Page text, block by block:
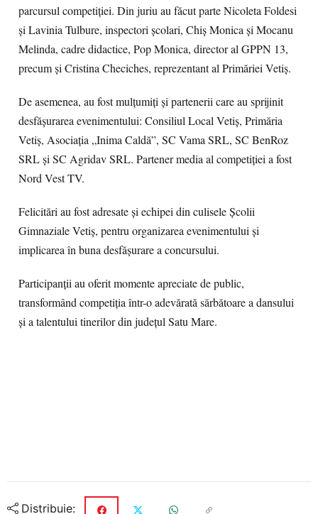
parcursul competiției. Din juriu au făcut parte Nicoleta Foldesi
și Lavinia Tulbure, inspectori școlari, Chiș Monica și Mocanu
Melinda, cadre didactice, Pop Monica, director al GPPN 13,
precum și Cristina Checiches, reprezentant al Primăriei Vetiș.
De asemenea, au fost mulțumiți și partenerii care au sprijinit
desfășurarea evenimentului: Consiliul Local Vetiș, Primăria
Vetiș, Asociația „Inima Caldă”, SC Vama SRL, SC BenRoz
SRL și SC Agridav SRL. Partener media al competiției a fost
Nord Vest TV.
Felicitări au fost adresate și echipei din culisele Școlii
Gimnaziale Vetiș, pentru organizarea evenimentului și
implicarea în buna desfășurare a concursului.
Participanții au oferit momente apreciate de public,
transformând competiția într-o adevărată sărbătoare a dansului
și a talentului tinerilor din județul Satu Mare.
Distribuie: